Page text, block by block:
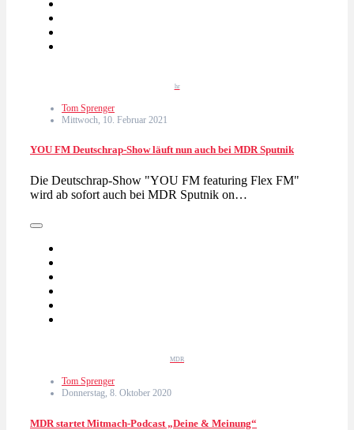
hr
Tom Sprenger
Mittwoch, 10. Februar 2021
YOU FM Deutschrap-Show läuft nun auch bei MDR Sputnik
Die Deutschrap-Show "YOU FM featuring Flex FM"
wird ab sofort auch bei MDR Sputnik on…
MDR
Tom Sprenger
Donnerstag, 8. Oktober 2020
MDR startet Mitmach-Podcast „Deine & Meinung“